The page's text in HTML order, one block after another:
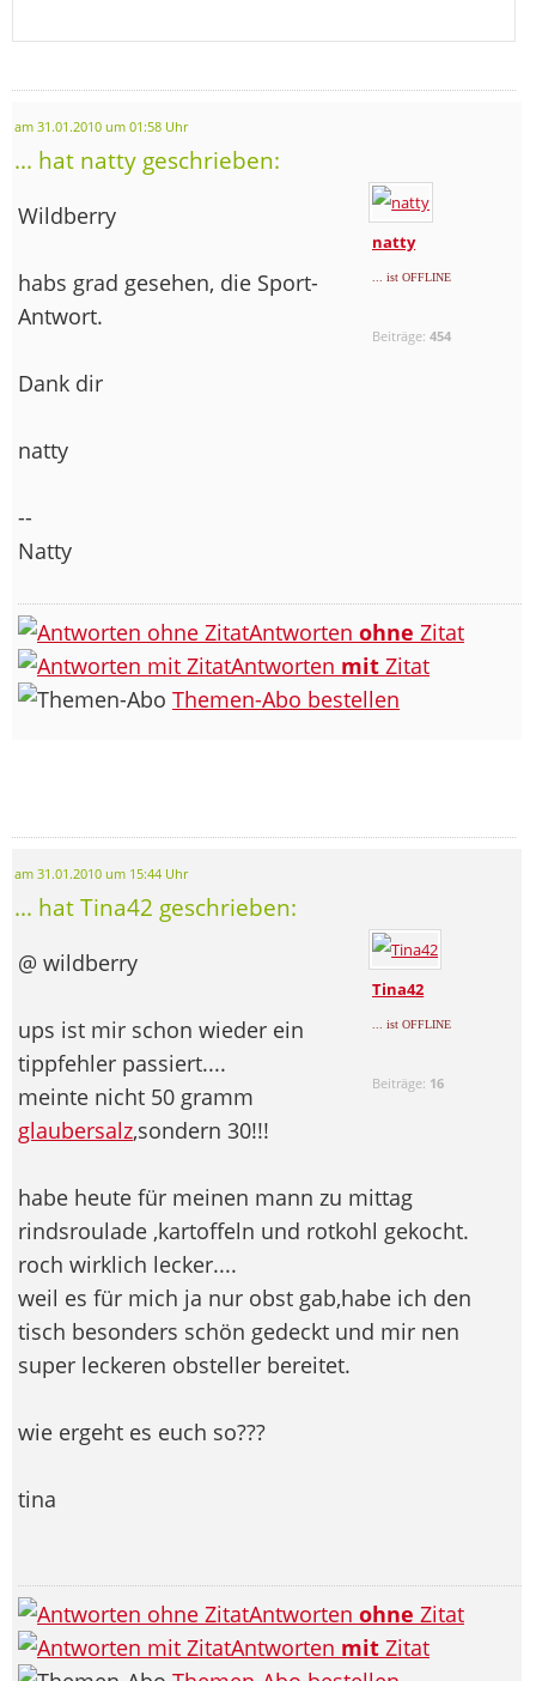
am 31.01.2010 um 01:58 Uhr
... hat natty geschrieben:
natty
... ist OFFLINE
Beiträge:454
Wildberry
habs grad gesehen, die Sport-
Antwort.
Dank dir
natty
--
Natty
Antworten ohne Zitat
Antworten mit Zitat
Themen-Abo bestellen
am 31.01.2010 um 15:44 Uhr
... hat Tina42 geschrieben:
Tina42
... ist OFFLINE
Beiträge: 16
@ wildberry
ups ist mir schon wieder ein
tippfehler passiert....
meinte nicht 50 gramm
glaubersalz,sondern 30!!!
habe heute für meinen mann zu mittag
rindsroulade ,kartoffeln und rotkohl gekocht.
roch wirklich lecker....
weil es für mich ja nur obst gab,habe ich den
tisch besonders schön gedeckt und mir nen
super leckeren obsteller bereitet.
wie ergeht es euch so???
tina
Antworten ohne Zitat
Antworten mit Zitat